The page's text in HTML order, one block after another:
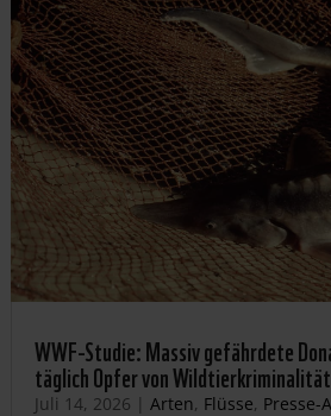
WWF-Studie: Massiv gefährdete
täglich Opfer von Wildtierkriminalität
Juli 14, 2026 | Arten, Flüsse, Presse-